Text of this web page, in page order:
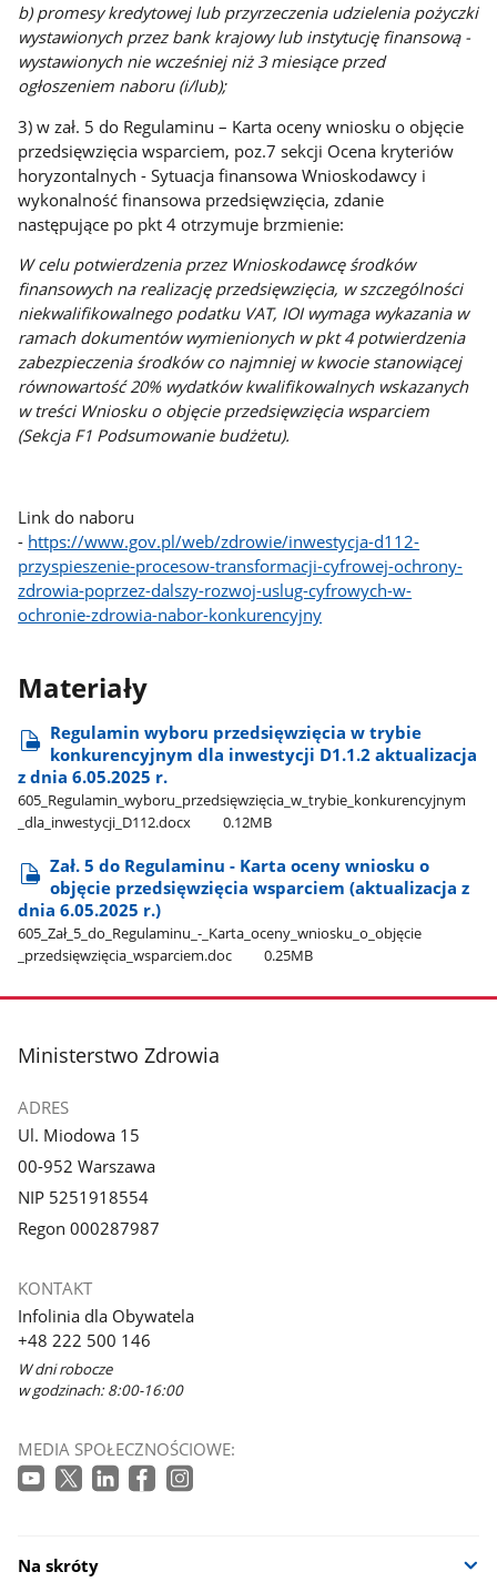
b) promesy kredytowej lub przyrzeczenia udzielenia pożyczki
wystawionych przez bank krajowy lub instytucję finansową -
wystawionych nie wcześniej niż 3 miesiące przed
ogłoszeniem naboru (i/lub);
3) w zał. 5 do Regulaminu – Karta oceny wniosku o objęcie
przedsięwzięcia wsparciem, poz.7 sekcji Ocena kryteriów
horyzontalnych - Sytuacja finansowa Wnioskodawcy i
wykonalność finansowa przedsięwzięcia, zdanie
następujące po pkt 4 otrzymuje brzmienie:
W celu potwierdzenia przez Wnioskodawcę środków
finansowych na realizację przedsięwzięcia, wszczególności
niekwalifikowalnego podatku VAT, IOI wymaga wykazania w
ramach dokumentów wymienionych w pkt 4 potwierdzenia
zabezpieczenia środków co najmniej w kwocie stanowiącej
równowartość 20% wydatków kwalifikowalnych wskazanych
w treści Wniosku o objęcie przedsięwzięcia wsparciem
(Sekcja F1 Podsumowanie budżetu).
Link do naboru
- https://www.gov.pl/web/zdrowie/inwestycja-d112-
przyspieszenie-procesow-transformacji-cyfrowej-ochrony-
zdrowia-poprzez-dalszy-rozwoj-uslug-cyfrowych-w-
ochronie-zdrowia-nabor-konkurencyjny
Materiały
Regulamin wyboru przedsięwzięcia w trybie
konkurencyjnym dla inwestycji D1.1.2 aktualizacja
z dnia 6.05.2025 r.
605​_Regulamin​_wyboru​_przedsięwzięcia​_w​_trybie​_konkurencyjnym​
_dla​_inwestycji​_D112.docx
0.12MB
Zał. 5 do Regulaminu - Karta oceny wniosku o
objęcie przedsięwzięcia wsparciem (aktualizacja z
dnia 6.05.2025 r.)
605​_Zał​_5​_do​_Regulaminu​_-​_Karta​_oceny​_wniosku​_o​_objęcie​
_przedsięwzięcia​_wsparciem.doc
0.25MB
stopka
Ministerstwo Zdrowia
ADRES
Ul. Miodowa 15
00-952 Warszawa
NIP 5251918554
Regon 000287987
KONTAKT
Infolinia dla Obywatela
+48 222 500 146
W dni robocze
w godzinach: 8:00-16:00
MEDIA SPOŁECZNOŚCIOWE:
Na skróty